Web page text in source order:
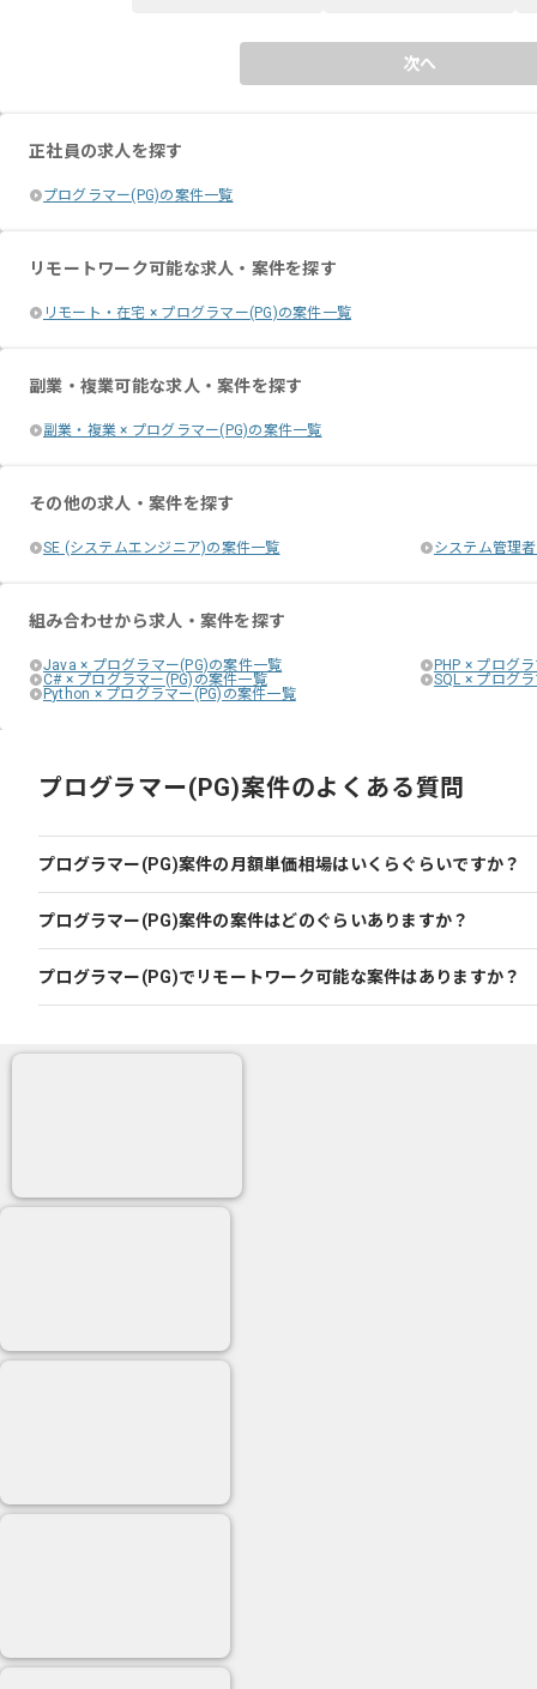
次へ
正社員の求人を探す
プログラマー(PG)の案件一覧
リモートワーク可能な求人・案件を探す
リモート・在宅 × プログラマー(PG)の案件一覧
副業・複業可能な求人・案件を探す
副業・複業 × プログラマー(PG)の案件一覧
その他の求人・案件を探す
SE (システムエンジニア)の案件一覧 システム管理
組み合わせから求人・案件を探す
Java × プログラマー(PG)の案件一覧
PHP × プログ
C# × プログラマー(PG)の案件一覧
SQL × プログ
Python × プログラマー(PG)の案件一覧
プログラマー(PG)案件のよくある質問
プログラマー(PG)案件の月額単価相場はいくらぐらいですか？
プログラマー(PG)案件の案件はどのぐらいありますか？
プログラマー(PG)でリモートワーク可能な案件はありますか？